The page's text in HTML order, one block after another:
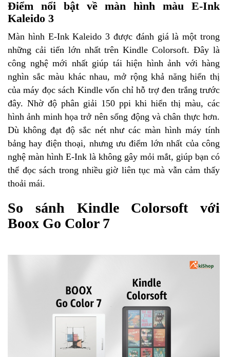
Điểm nổi bật về màn hình màu E-Ink
Kaleido 3
Màn hình E-Ink Kaleido 3 được đánh giá là một trong
những cải tiến lớn nhất trên Kindle Colorsoft. Đây là
công nghệ mới nhất giúp tái hiện hình ảnh với hàng
nghìn sắc màu khác nhau, mở rộng khả năng hiển thị
của máy đọc sách Kindle vốn chỉ hỗ trợ đen trắng trước
đây. Nhờ độ phân giải 150 ppi khi hiển thị màu, các
hình ảnh minh họa trở nên sống động và chân thực hơn.
Dù không đạt độ sắc nét như các màn hình máy tính
bảng hay điện thoại, nhưng ưu điểm lớn nhất của công
nghệ màn hình E-Ink là không gây mỏi mắt, giúp bạn có
thể đọc sách trong nhiều giờ liên tục mà vẫn cảm thấy
thoải mái.
So sánh Kindle Colorsoft với
Boox Go Color 7